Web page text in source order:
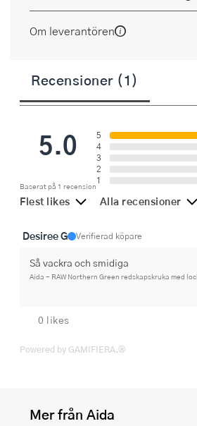
Om leverantören
Recensioner (1)
5.0
Baserat på 1 recension
5
4
3
2
1
Flest likes Alla recensioner
Desiree G Verifierad köpare
Så vackra och smidiga
Aida - RAW Northern Green redskapskruka med
0 likes
Powered by GAMIFIERA.®
Mer från Aida